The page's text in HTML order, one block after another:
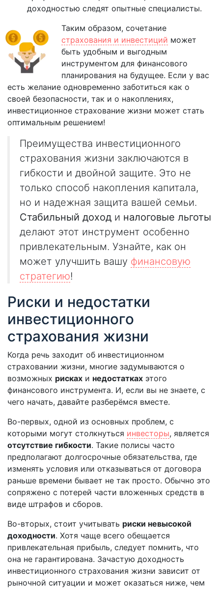
доходностью следят опытные специалисты.
Таким образом, сочетание
страхования и инвестиций может
быть удобным и выгодным
инструментом для финансового
планирования на будущее. Если у вас
есть желание одновременно заботиться как о
своей безопасности, так и о накоплениях,
инвестиционное страхование жизни может стать
оптимальным решением!
Преимущества инвестиционного
страхования жизни заключаются в
гибкости и двойной защите. Это не
только способ накопления капитала,
но и надежная защита вашей семьи.
Стабильный доход и налоговые льготы
делают этот инструмент особенно
привлекательным. Узнайте, как он
может улучшить вашу финансовую
стратегию!
Риски и недостатки
инвестиционного
страхования жизни
Когда речь заходит об инвестиционном
страховании жизни, многие задумываются о
возможных рисках и недостатках этого
финансового инструмента. И, если вы не знаете, с
чего начать, давайте разберёмся вместе.
Во-первых, одной из основных проблем, с
которыми могут столкнуться инвесторы, является
отсутствие гибкости. Такие полисы часто
предполагают долгосрочные обязательства, где
изменять условия или отказываться от договора
раньше времени бывает не так просто. Обычно это
сопряжено с потерей части вложенных средств в
виде штрафов и сборов.
Во-вторых, стоит учитывать риски невысокой
доходности. Хотя чаще всего обещается
привлекательная прибыль, следует помнить, что
она не гарантирована. Зачастую доходность
инвестиционного страхования жизни зависит от
рыночной ситуации и может оказаться ниже, чем